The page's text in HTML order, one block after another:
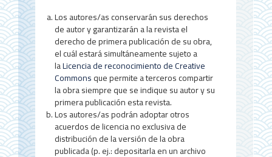
a
r
t
í
c
u
l
Los autores/as conservarán sus derechos
de autor y garantizarán a la revista el
derecho de primera publicación de su obra,
el cuál estará simultáneamente sujeto a
laLicencia de reconocimiento de Creative
Commonsque permite a terceros compartir
la obra siempre que se indique su autor y su
primera publicación esta revista.
Los autores/as podrán adoptar otros
acuerdos de licencia no exclusiva de
distribución de la versión de la obra
publicada (p. ej.: depositarla en un archivo